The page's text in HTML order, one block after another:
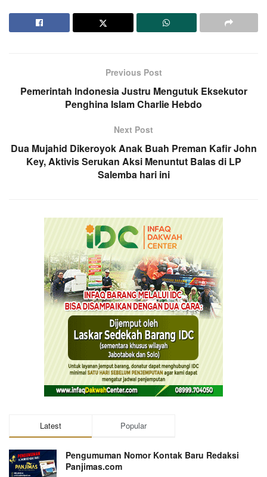
Previous Post
Pemerintah Indonesia Justru Mengutuk Eksekutor
Penghina Islam Charlie Hebdo
Next Post
Dua Mujahid Dikeroyok Anak Buah Preman Kafir John
Key, Aktivis Serukan Aksi Menuntut Balas di LP
Salemba hari ini
Latest Popular
Pengumuman Nomor Kontak Baru Redaksi
Panjimas.com